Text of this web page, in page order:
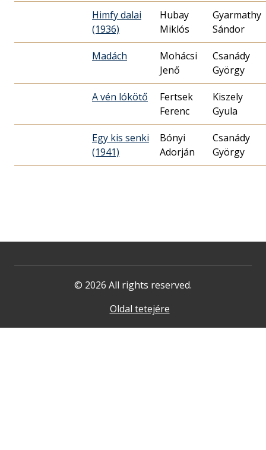
Himfy dalai
(1936)
Hubay
Miklós
Gyarmathy
Sándor
Madách
Mohácsi
Jenő
Csanády
György
A vén lókötő
Fertsek
Ferenc
Kiszely
Gyula
Egy kis senki
(1941)
Bónyi
Adorján
Csanády
György
© 2026 All rights reserved.
Oldal tetejére